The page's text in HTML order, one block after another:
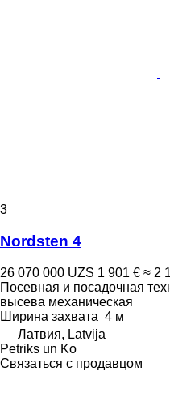
3
Nordsten 4
26 070 000 UZS 1 901 € ≈ 2
Посевная и посадочная
высева механическая
Ширина захвата 4 м
Латвия, Latvija
Petriks un Ko
Связаться с продавцом